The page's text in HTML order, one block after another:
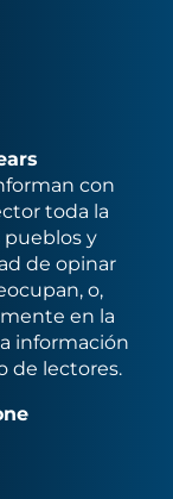
con
toda la
pueblos y
de opinar
o,
en la
información
de lectores.